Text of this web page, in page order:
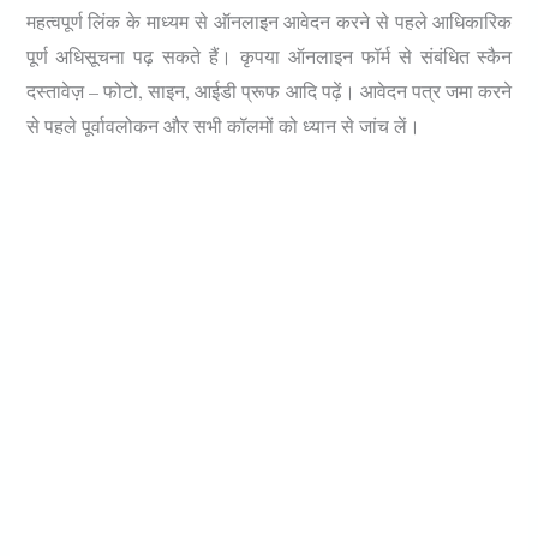
महत्वपूर्ण लिंक के माध्यम से ऑनलाइन आवेदन करने से पहले आधिकारिक
पूर्ण अधिसूचना पढ़ सकते हैं। कृपया ऑनलाइन फॉर्म से संबंधित स्कैन
दस्तावेज़ – फोटो, साइन, आईडी प्रूफ आदि पढ़ें। आवेदन पत्र जमा करने
से पहले पूर्वावलोकन और सभी कॉलमों को ध्यान से जांच लें।